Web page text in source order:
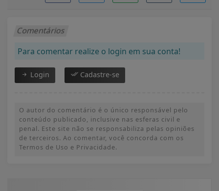
Comentários
Para comentar realize o login em sua conta!
Login Cadastre-se
O autor do comentário é o único responsável pelo
conteúdo publicado, inclusive nas esferas civil e
penal. Este site não se responsabiliza pelas opiniões
de terceiros. Ao comentar, você concorda com os
Termos de Uso e Privacidade.